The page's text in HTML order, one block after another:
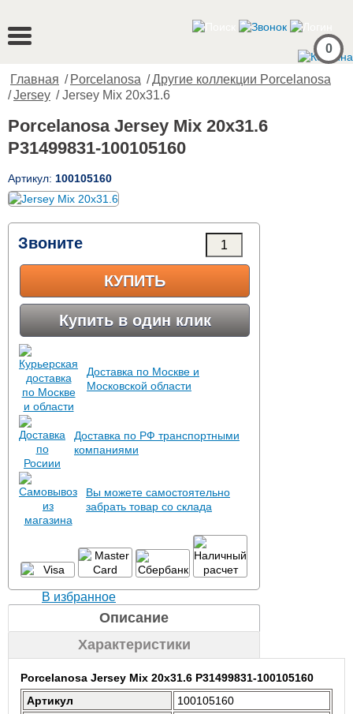
0
Главная / Porcelanosa /Другие коллекции Porcelanosa
/Jersey / Jersey Mix 20x31.6
Porcelanosa Jersey Mix 20x31.6
P31499831-100105160
Артикул: 100105160
Звоните
КУПИТЬ
Купить в один клик
Доставка по Москве и
Московской области
Доставка по РФ транспортными
компаниями
Вы можете самостоятельно
забрать товар со склада
В избранное
Описание
Характеристики
Porcelanosa Jersey Mix 20x31.6 P31499831-100105160
Артикул
100105160